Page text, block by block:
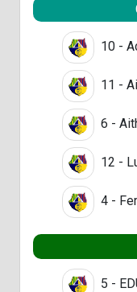
10 -
11 -
6 -
12 -
4 -
5 -